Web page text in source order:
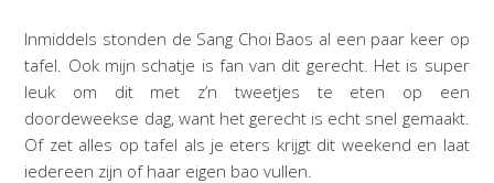
Inmiddels stonden de Sang Choi Baos al een paar keer op
tafel. Ook mijn schatje is fan van dit gerecht. Het is super
leuk om dit met z’n tweetjes te eten op een
doordeweekse dag, want het gerecht is echt snel gemaakt.
Of zet alles op tafel als je eters krijgt dit weekend en laat
iedereen zijn of haar eigen bao vullen.